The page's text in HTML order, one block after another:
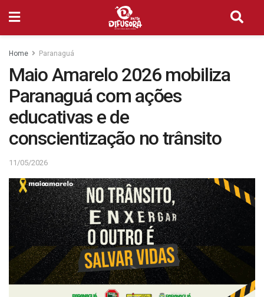
Home Paranaguá
Maio Amarelo 2026 mobiliza
Paranaguá com ações
educativas e de
conscientização no trânsito
11/05/2026